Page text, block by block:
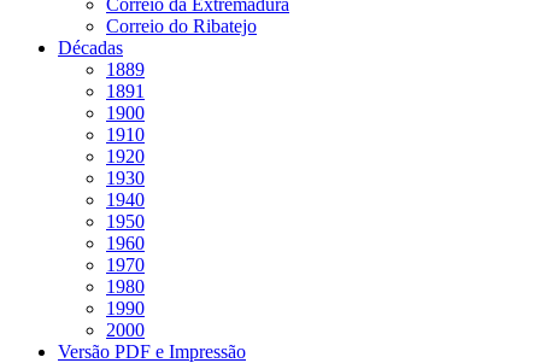
Correio da Extremadura
Correio do Ribatejo
Décadas
1889
1891
1900
1910
1920
1930
1940
1950
1960
1970
1980
1990
2000
Versão PDF e Impressão